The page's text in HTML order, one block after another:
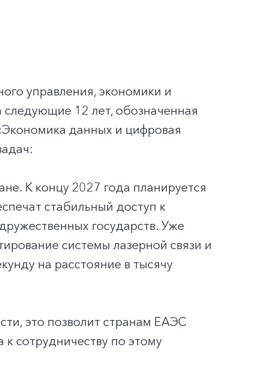
управления, экономики и
12 лет, обозначенная
данных и цифровая
К концу 2027 года планируется
стабильный доступ к
государств. Уже
системы лазерной связи и
на расстояние в тысячу
это позволит странам ЕАЭС
сотрудничеству по этому